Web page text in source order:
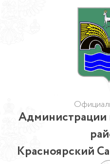
Администрации
Красноярский